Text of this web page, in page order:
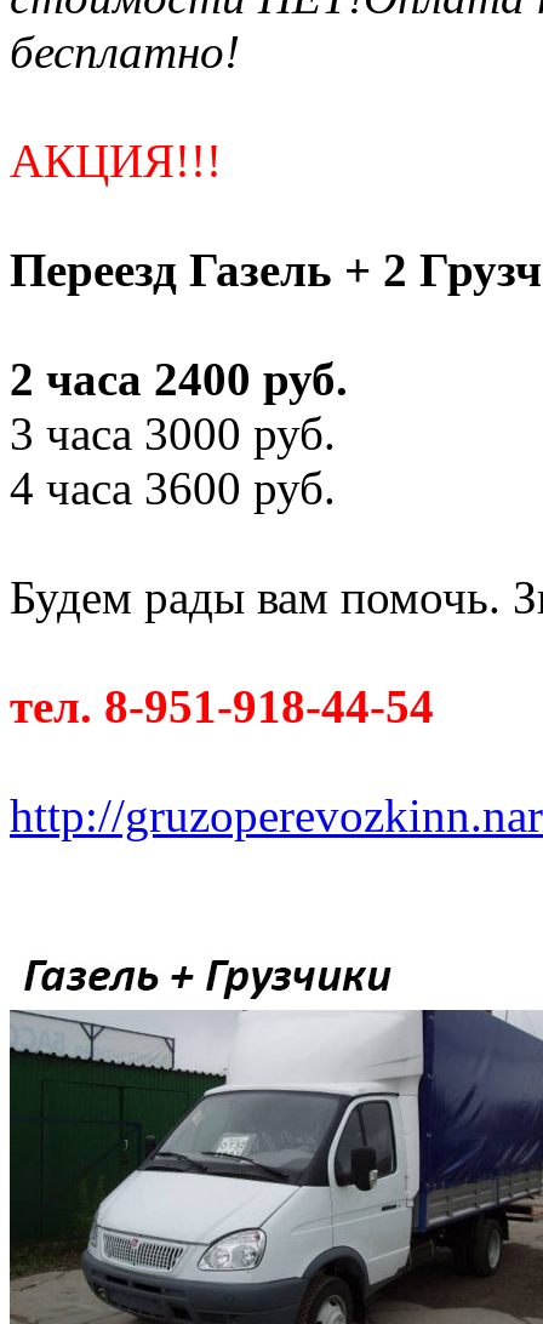
бесплатно!
АКЦИЯ!!!
Переезд Газель + 2
2 часа 2400 руб.
3 часа 3000 руб.
4 часа 3600 руб.
Будем рады вам помочь.
тел. 8-951-918-44-54
http://